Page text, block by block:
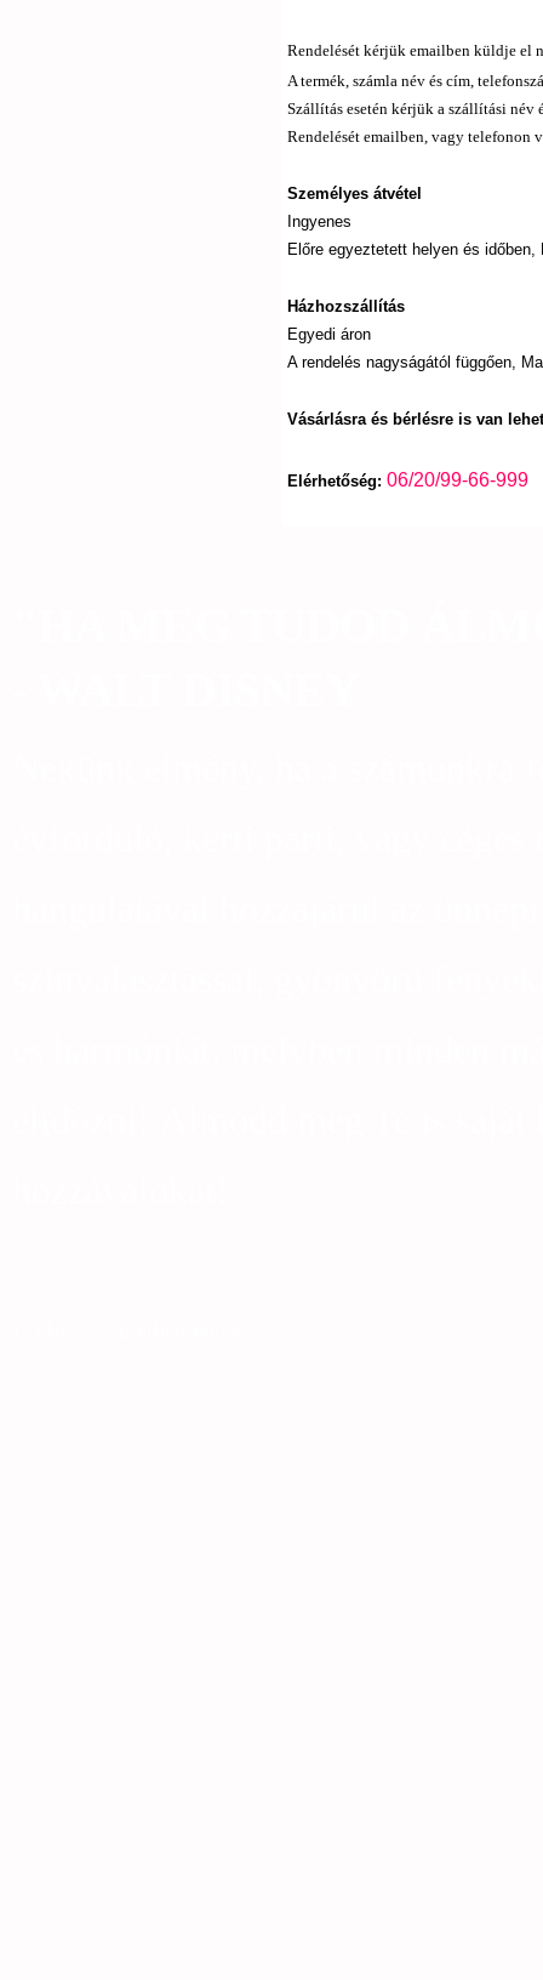
Rendelését kérjük emailben küldje el
A termék, számla név és cím,
Szállítás esetén kérjük a szállítási név
Rendelését emailben, vagy telefonon
Személyes átvétel
Ingyenes
Előre egyeztetett helyen és időben,
Házhozszállítás
Egyedi áron
A rendelés nagyságától függően,
Vásárlásra és bérlésre is van
Elérhetőség: 06/20/99-66-999